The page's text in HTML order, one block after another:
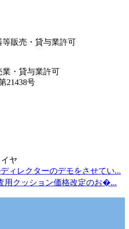
等販売・貸与業許可
業・貸与業許可
21438号
ヤ
ィレクターのデモをさせてい...
用クッション価格改定のお�...